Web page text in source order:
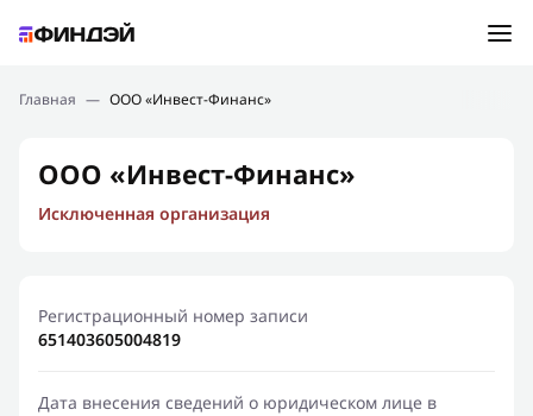
Подбор займа
Новости
Финансовое просвещение
Главная — ООО «Инвест-Финанс»
ООО «Инвест-Финанс»
Исключенная организация
Регистрационный номер записи
651403605004819
Дата внесения сведений о юридическом лице в
Ошибка:Контактная форма не найдена.
Спасибо, что написали нам
Мы свяжемся с Вами в ближайшее время и сообщим
результат
Отправить новый запрос